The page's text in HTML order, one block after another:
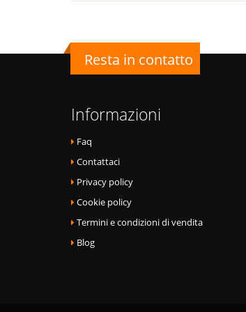
Resta in contatto
Informazioni
Faq
Contattaci
Privacy policy
Cookie policy
Termini e condizioni di vendita
Blog